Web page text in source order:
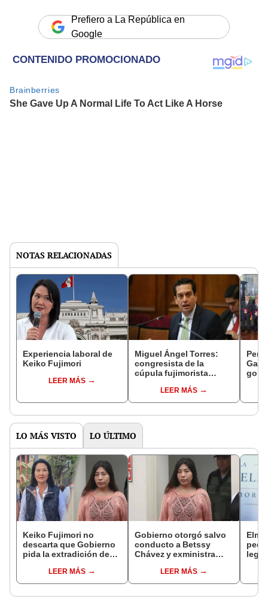
Prefiero a La República en
Google
NOTAS RELACIONADAS
Experiencia laboral de
Keiko Fujimori
LEER MÁS
Miguel Ángel Torres:
congresista de la
cúpula fujimorista
del SenadoLEER MÁS
LO MÁS VISTO LO ÚLTIMO
Keiko Fujimori no
descarta que Gobierno
pida la extradición de
dentro de nuestras
facultades"
LEER MÁS
Gobierno otorgó salvo
conducto a Betssy
Chávez y exministra
madrugadaLEER MÁS